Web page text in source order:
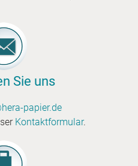
Prospekten
Sie uns
papier.de
Kontaktformular.